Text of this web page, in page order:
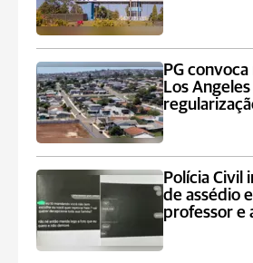
PG
Los
Polícia Civil
de assédio
professor e